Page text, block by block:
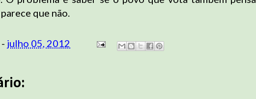
que não.
- julho 05, 2012